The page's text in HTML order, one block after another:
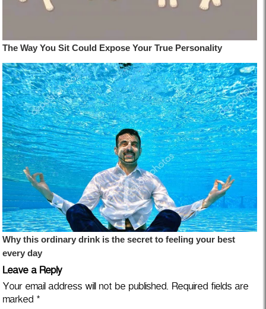
Leave a Reply
Your email address will not be published. Required fields are
marked *